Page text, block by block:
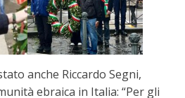
anche Riccardo Segni,
ebraica in Italia: “Per gli